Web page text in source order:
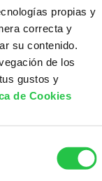
propias y
correcta y
su contenido.
de los
gustos y
de Cookies